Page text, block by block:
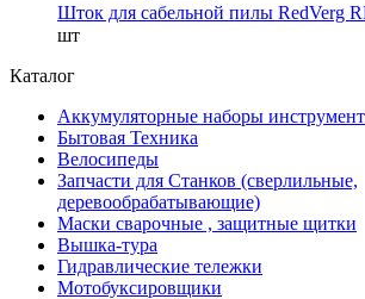
Шток для сабельной пилы RedVerg
шт
Каталог
Аккумуляторные наборы
Бытовая Техника
Велосипеды
Запчасти для Станков (сверлильные,
деревообрабатывающие)
Маски сварочные , защитные щитки
Вышка-тура
Гидравлические тележки
Мотобуксировщики